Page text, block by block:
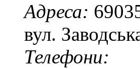
Адреса:
вул.
Телефони: